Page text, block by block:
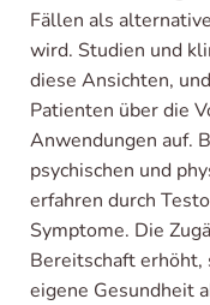
Fällen als
wird. Studien und
diese Ansichten,
Patienten über die
Anwendungen auf.
psychischen und
erfahren durch
Symptome. Die
Bereitschaft erhöht,
eigene Gesundheit